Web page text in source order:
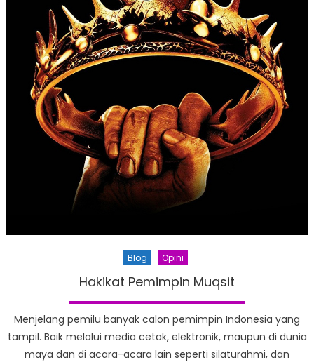
Blog Opini
Hakikat Pemimpin Muqsit
Menjelang pemilu banyak calon pemimpin Indonesia yang
tampil. Baik melalui media cetak, elektronik, maupun di dunia
maya dan di acara-acara lain seperti silaturahmi, dan